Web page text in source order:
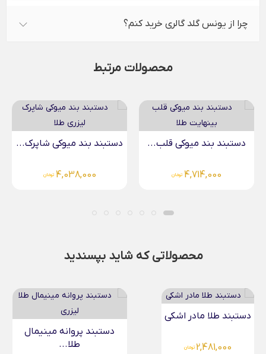
چرا از یونس گلد گالری خرید کنم؟
محصولات مرتبط
دستبند بند میوکی قلب...
4,714,000 تومان
دستبند بند میوکی شاپرک...
4,038,000 تومان
محصولاتی که شاید بپسندید
دستبند طلا مادر اشکی
2,481,000 تومان
دستبند پروانه مینیمال
طلا...